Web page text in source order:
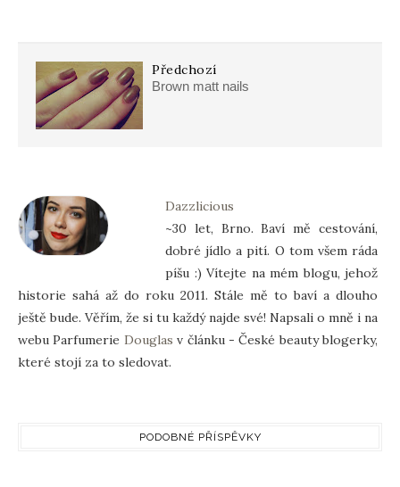
Předchozí
Brown matt nails
Dazzlicious
~30 let, Brno. Baví mě cestování,
dobré jídlo a pití. O tom všem ráda
píšu :) Vítejte na mém blogu, jehož
historie sahá až do roku 2011. Stále mě to baví a dlouho
ještě bude. Věřím, že si tu každý najde své! Napsali o mně i na
webu Parfumerie Douglas v článku - České beauty blogerky,
které stojí za to sledovat.
PODOBNÉ PŘÍSPĚVKY